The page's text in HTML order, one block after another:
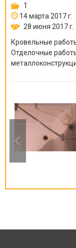
1
14 марта 2017 г.
28 июня 2017 г.
Кровельные
Отделочные